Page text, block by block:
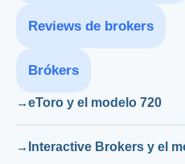
Reviews de brokers
Brókers
eToro y el modelo 720
Interactive Brokers y el